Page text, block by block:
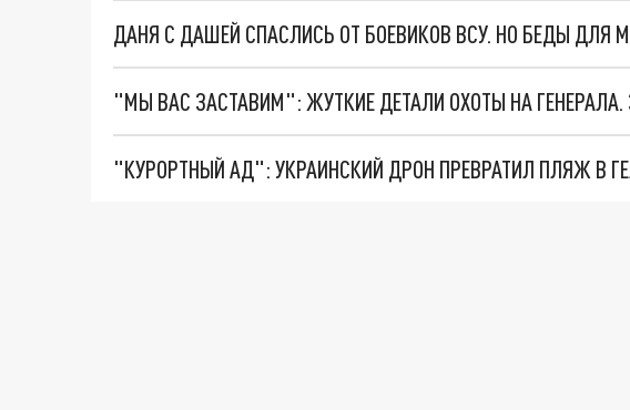
ДАНЯ С ДАШЕЙ СПАСЛИСЬ ОТ БОЕВИКОВ ВСУ. НО БЕДЫ ДЛЯ
"КУРОРТНЫЙ АД": УКРАИНСКИЙ ДРОН ПРЕВРАТИЛ ПЛЯЖ В